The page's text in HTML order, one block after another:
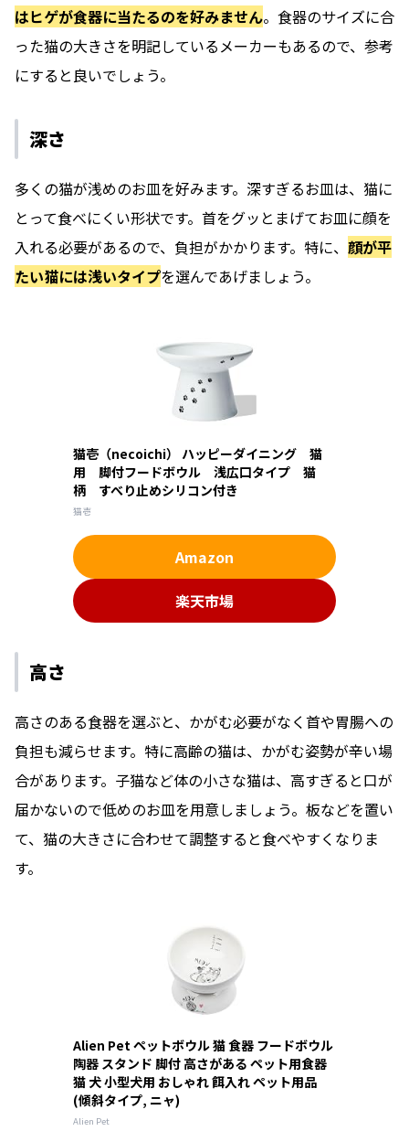
はヒゲが食器に当たるのを好みません。食器のサイズに合
った猫の大きさを明記しているメーカーもあるので、参考
にすると良いでしょう。
深さ
多くの猫が浅めのお皿を好みます。深すぎるお皿は、猫に
とって食べにくい形状です。首をグッとまげてお皿に顔を
入れる必要があるので、負担がかかります。特に、 顔が平
たい猫には浅いタイプを選んであげましょう。
猫壱（necoichi） ハッピーダイニング 猫
用 脚付フードボウル 浅広口タイプ 猫
柄 すべり止めシリコン付き
猫壱
Amazon
楽天市場
高さ
高さのある食器を選ぶと、かがむ必要がなく首や胃腸への
負担も減らせます。特に高齢の猫は、かがむ姿勢が辛い場
合があります。子猫など体の小さな猫は、高すぎると口が
届かないので低めのお皿を用意しましょう。板などを置い
て、猫の大きさに合わせて調整すると食べやすくなりま
す。
Alien Pet ペットボウル 猫 食器 フードボウル
陶器 スタンド 脚付 高さがある ペット用食器
猫 犬 小型犬用 おしゃれ 餌入れ ペット用品
(傾斜タイプ, ニャ)
Alien Pet